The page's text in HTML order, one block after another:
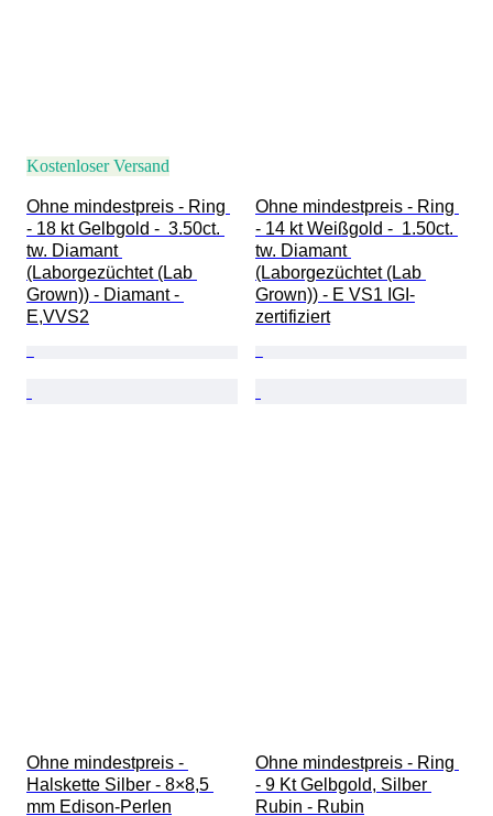
Kostenloser Versand
Ohne mindestpreis - Ring
- 18 kt Gelbgold -  3.50ct.
tw. Diamant
(Laborgezüchtet (Lab
Grown)) - Diamant -
E,VVS2
Ohne mindestpreis - Ring
- 14 kt Weißgold -  1.50ct.
tw. Diamant
(Laborgezüchtet (Lab
Grown)) - E VS1 IGI-
zertifiziert
Ohne mindestpreis -
Halskette Silber - 8×8,5
mm Edison-Perlen
Ohne mindestpreis - Ring
- 9 Kt Gelbgold, Silber
Rubin - Rubin